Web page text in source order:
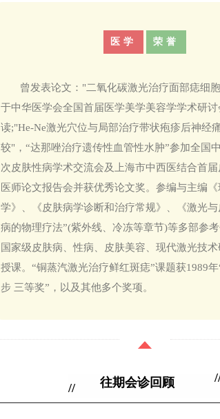
​医学 荣誉
曾发表论文："二氧化碳激光治疗面部痣细
于中华医学会全国首届医学美学美容学学术研讨
读;"He-Ne激光穴位与局部治疗带状疱疹后神经
较"，“达那唑治疗遗传性血管性水肿”参加全国
次皮肤性病学术交流会及上海市中西医结合首
医师论文报告会并获优秀论文奖。参编与主编
学》、《皮肤病学诊断和治疗常规》、《激光
病的物理疗法”(紫外线、冷冻等章节)等多部参
国家级皮肤病、性病、皮肤美容、现代激光技
授课。“铜蒸汽激光治疗鲜红斑痣”课题获1989
步 三等奖”，以及其他多个奖项。
// 往期会诊回顾